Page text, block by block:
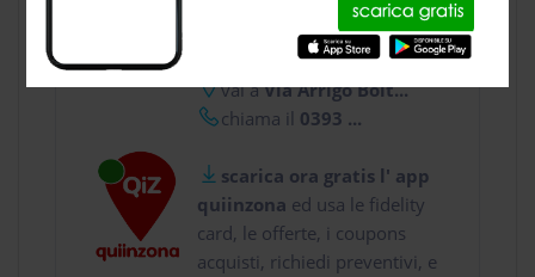
usa gratis quiinzona e :
vai aVia Arrigo Boit...
chiama il 0393 ...
scarica ora gratis l' app
quiinzona ed usa le fidelity
card, le offerte, i coupons
acquisti, richiedi preventivi, e